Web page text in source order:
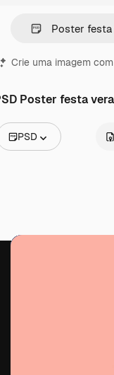
Crie uma imagem
Poster festa
PSD
A
seu